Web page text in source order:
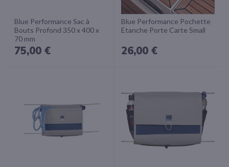
Blue Performance Sac à
Bouts Profond 350 x 400 x
70 mm
75,00 €
Blue Performance Pochette
Etanche Porte Carte Small
26,00 €